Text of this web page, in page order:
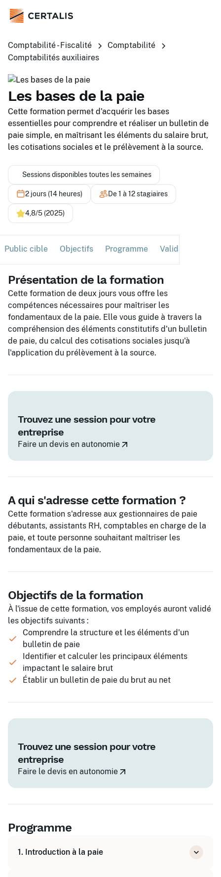
Comptabilité - Fiscalité
Comptabilité
Comptabilités auxiliaires
Les bases de la paie
Cette formation permet d'acquérir les bases
essentielles pour comprendre et réaliser un bulletin de
paie simple, en maîtrisant les éléments du salaire brut,
les cotisations sociales et le prélèvement à la source.
Sessions disponibles toutes les semaines
2 jours (14 heures) De 1 à 12 stagiaires
4,8/5 (2025)
Public cible Objectifs Programme Validation
Présentation de la formation
Cette formation de deux jours vous offre les
compétences nécessaires pour maîtriser les
fondamentaux de la paie. Elle vous guide à travers la
compréhension des éléments constitutifs d'un bulletin
de paie, du calcul des cotisations sociales jusqu'à
l'application du prélèvement à la source.
Trouvez une session pour votre
entreprise
Faire un devis en autonomie
A qui s'adresse cette formation ?
Cette formation s'adresse aux gestionnaires de paie
débutants, assistants RH, comptables en charge de la
paie, et toute personne souhaitant maîtriser les
fondamentaux de la paie.
Objectifs de la formation
À l'issue de cette formation, vos employés auront validé
les objectifs suivants :
Comprendre la structure et les éléments d'un
bulletin de paie
Identifier et calculer les principaux éléments
impactant le salaire brut
Établir un bulletin de paie du brut au net
Trouvez une session pour votre
entreprise
Faire le devis en autonomie
Programme
1. Introduction à la paie